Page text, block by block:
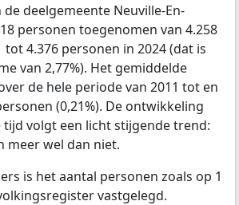
deelgemeente Neuville-En-
personen toegenomen van 4.258
tot 4.376 personen in 2024 (dat is
van 2,77%). Het gemiddelde
de hele periode van 2011 tot en
(0,21%). De ontwikkeling
tijd volgt een licht stijgende trend:
meer wel dan niet.
is het aantal personen zoals op 1
vastgelegd.